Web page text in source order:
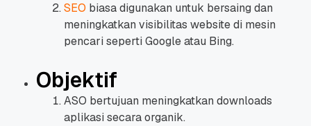
SEO biasa digunakan untuk bersaing dan
meningkatkan visibilitas website di mesin
pencari seperti Google atau Bing.
Objektif
ASO bertujuan meningkatkan downloads
aplikasi secara organik.